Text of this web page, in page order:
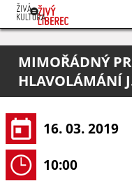
O projektu
Pořadatelé
MIMOŘÁDNÝ
HLAVOLÁMÁNÍ
16. 03. 2019
10:00